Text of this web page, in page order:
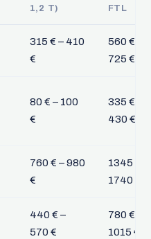
1,2 T)
FTL
315 € – 410
€
560 € –
725 €
80 € – 100
€
335 € –
430 €
760 € – 980
€
1345 € –
1740 €
440 € –
570 €
780 € –
1015 €